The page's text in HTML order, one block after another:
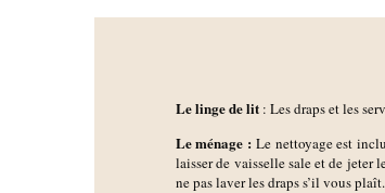
Le linge de lit : Les draps et les
Le ménage : Le nettoyage est
laisser de vaisselle sale et de jeter
ne pas laver les draps s’il vous plaît.